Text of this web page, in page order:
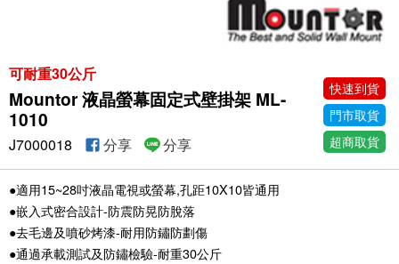
可耐重30公斤
Mountor 液晶螢幕固定式壁掛架 ML-
1010
快速到貨
門市取貨
超商取貨
J7000018 分享 分享
●適用15~28吋液晶電視或螢幕,孔距10X10皆通用
●嵌入式密合設計-防震防晃防脫落
●去毛邊及噴砂烤漆-耐用防鏽防劃傷
●通過承載測試及防鏽檢驗-耐重30公斤